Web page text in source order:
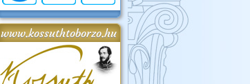
www.kossuthtoborzo.hu